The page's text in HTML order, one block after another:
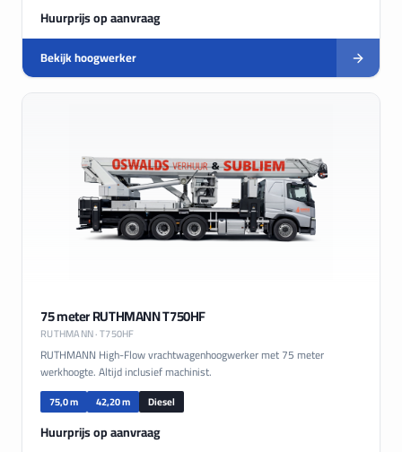
Huurprijs op aanvraag
Bekijk hoogwerker
75 meter RUTHMANN T750HF
RUTHMANN· T750HF
RUTHMANN High-Flow vrachtwagenhoogwerker met 75 meter
werkhoogte. Altijd inclusief machinist.
75,0 m 42,20 m Diesel
Huurprijs op aanvraag